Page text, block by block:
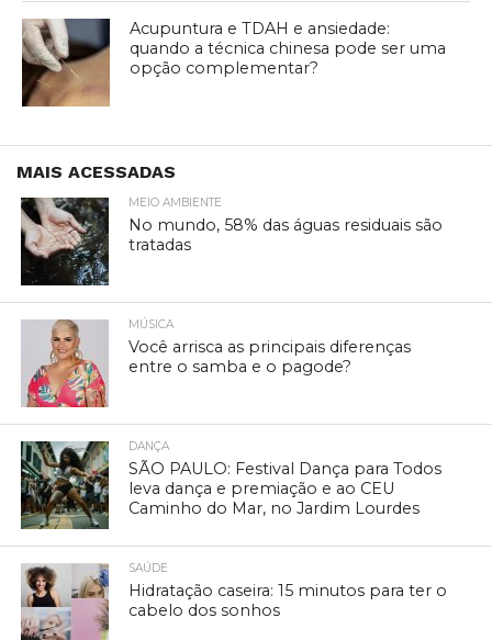
Acupuntura e TDAH e ansiedade:
quando a técnica chinesa pode ser uma
opção complementar?
MAIS ACESSADAS
MEIO AMBIENTE
No mundo, 58% das águas residuais são
tratadas
MÚSICA
Você arrisca as principais diferenças
entre o samba e o pagode?
DANÇA
SÃO PAULO: Festival Dança para Todos
leva dança e premiação e ao CEU
Caminho do Mar, no Jardim Lourdes
SAÚDE
Hidratação caseira: 15 minutos para ter o
cabelo dos sonhos